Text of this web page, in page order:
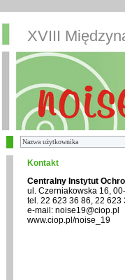
XVIII
Kontakt
Centralny Instytut
ul. Czerniakowska 16,
tel. 22 623 36 86, 22 623
e-mail: noise19@ciop.pl
www.ciop.pl/noise_19